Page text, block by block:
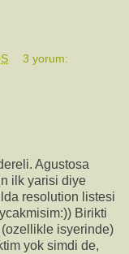
3 yorum:
Agustosa
ilk yarisi diye
resolution listesi
Birikti
isyerinde)
yok simdi de,